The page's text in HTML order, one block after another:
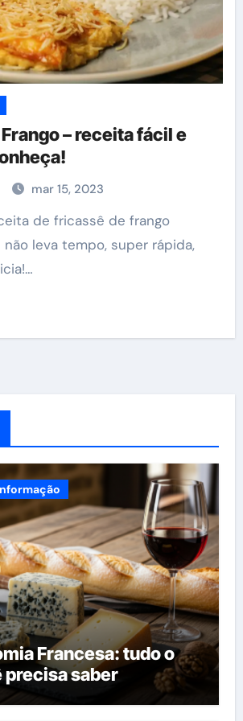
– receita fácil e
mar 15, 2023
leva tempo, super rápida,
Francesa: tudo o
precisa saber